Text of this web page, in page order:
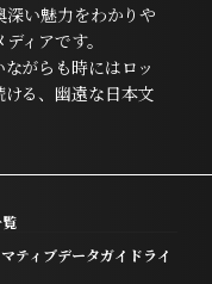
深い魅力をわかりや
ィアです。
がらも時にはロッ
る、幽遠な日本文
ティブデータガイドライ